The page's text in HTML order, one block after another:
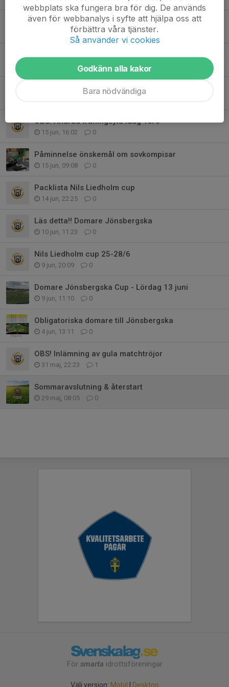
OBS!! Ny träningsdag
3 aug, 18:51 0
0
Obs!! Flyttad match
OBS! Ändrad träningsyta idag 15/6
15 jun, 16:02 0
Påminnelse önskemål om sovkompisar
15 jun, 09:08 0
Packlista Nils Liedholm cup
14 jun, 22:25 0
Läs detta!! Domare Jönsbergska
10 jun, 11:23 0
Nils Liedholm cup 25-28/6
9 jun, 20:09 0
Domare Jönsbergska Cup - Lördag 13 juni
9 jun, 11:10 0
Obligatoriska domare till Jönsbergska
4 jun, 13:11 0
OBS! Inlämning av gula matchtröjor
31 maj, 22:23 1
Sommaravslutning & återstart
29 maj, 08:05 0
För smarta idrottsföreningar
Välj version: Mobil | Desktop
webbplats ska fungera bra för dig. De används
även för webbanalys i syfte att hjälpa oss att
förbättra våra tjänster.
Så använder vi cookies
Godkänn alla kakor
Bara nödvändiga